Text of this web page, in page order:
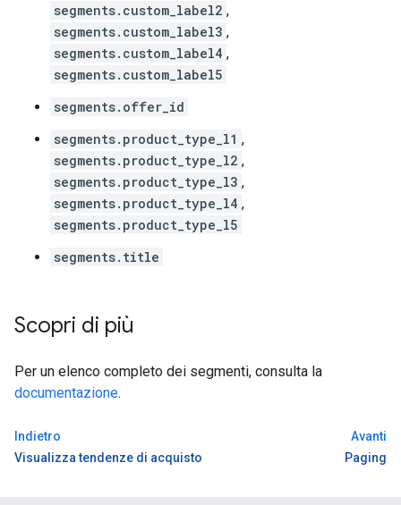
segments.custom_label2 ,
segments.custom_label3 ,
segments.custom_label4 ,
segments.custom_label5
segments.offer_id
segments.product_type_l1 ,
segments.product_type_l2 ,
segments.product_type_l3 ,
segments.product_type_l4 ,
segments.product_type_l5
segments.title
Scopri di più
Per un elenco completo dei segmenti, consulta la
documentazione.
Indietro
Visualizza tendenze di acquisto
Avanti
Paging